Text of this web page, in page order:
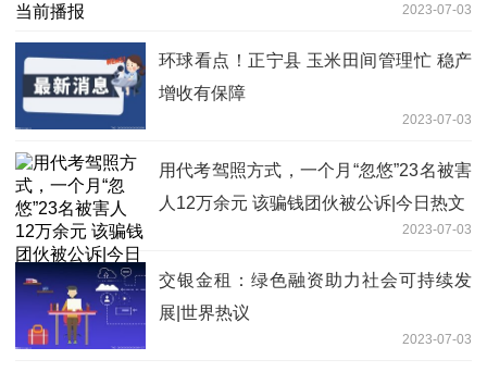
2023-07-03
环球看点！正宁县 玉米田间管理忙 稳产
增收有保障
2023-07-03
用代考驾照方式，一个月“忽悠”23名被害
人12万余元 该骗钱团伙被公诉|今日热文
2023-07-03
交银金租：绿色融资助力社会可持续发
展|世界热议
2023-07-03